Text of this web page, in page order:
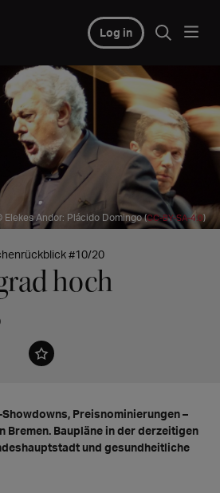
Log in
Elekes Andor: Plácido Domingo (CC-BY-SA-4.0)
#10/20
hoch
Preisnominierungen –
Bremen. Baupläne in der derzeitigen
und gesundheitliche